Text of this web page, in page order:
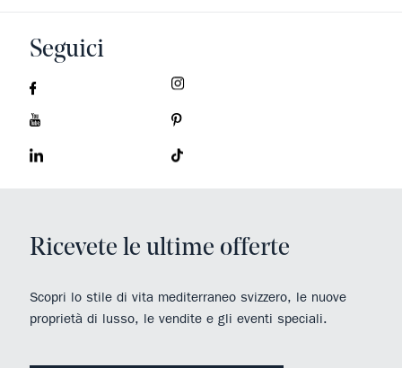
Seguici
Ricevete le ultime offerte
Scopri lo stile di vita mediterraneo svizzero, le nuove
proprietà di lusso, le vendite e gli eventi speciali.